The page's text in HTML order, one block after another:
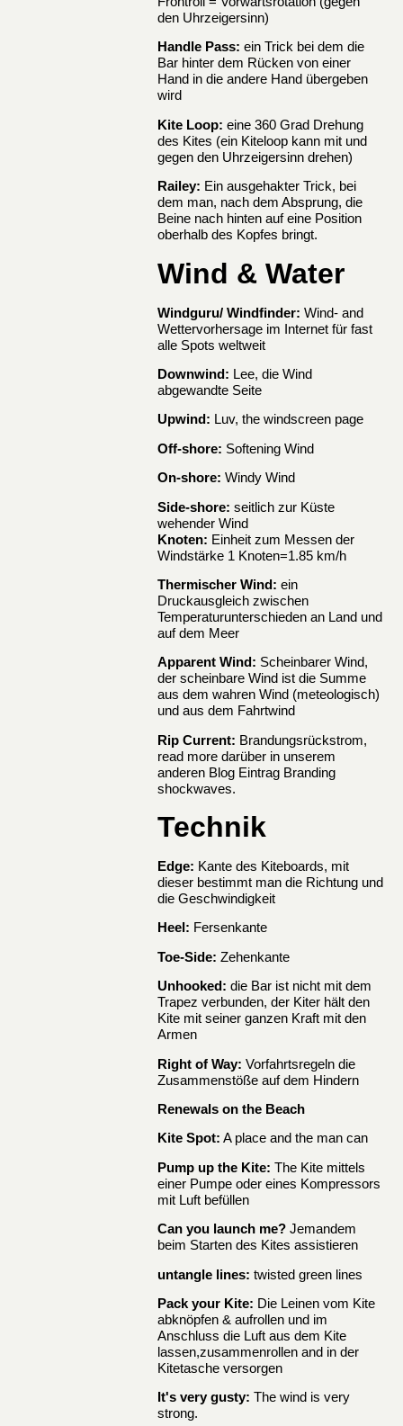
den Uhrzeigersinn)
Handle Pass: ein Trick bei dem die
Bar hinter dem Rücken von einer
Hand in die andere Hand übergeben
wird
Kite Loop: eine 360 Grad Drehung
des Kites (ein Kiteloop kann mit und
gegen den Uhrzeigersinn drehen)
Railey: Ein ausgehakter Trick, bei
dem man, nach dem Absprung, die
Beine nach hinten auf eine Position
oberhalb des Kopfes bringt.
Wind & Water
Windguru/ Windfinder: Wind- and
Wettervorhersage im Internet für fast
alle Spots weltweit
Downwind: Lee, die Wind
abgewandte Seite
Upwind: Luv, the windscreen page
Off-shore: Softening Wind
On-shore: Windy Wind
Side-shore: seitlich zur Küste
wehender Wind
Knoten: Einheit zum Messen der
Windstärke 1 Knoten=1.85 km/h
Thermischer Wind: ein
Druckausgleich zwischen
Temperaturunterschieden an Land und
auf dem Meer
Apparent Wind: Scheinbarer Wind,
der scheinbare Wind ist die Summe
aus dem wahren Wind (meteologisch)
und aus dem Fahrtwind
Rip Current: Brandungsrückstrom,
read more darüber in unserem
anderen Blog Eintrag Branding
shockwaves.
Technik
Edge: Kante des Kiteboards, mit
dieser bestimmt man die Richtung und
die Geschwindigkeit
Heel: Fersenkante
Toe-Side: Zehenkante
Unhooked: die Bar ist nicht mit dem
Trapez verbunden, der Kiter hält den
Kite mit seiner ganzen Kraft mit den
Armen
Right of Way: Vorfahrtsregeln die
Zusammenstöße auf dem Hindern
Renewals on the Beach
Kite Spot: A place and the man can
Pump up the Kite: The Kite mittels
einer Pumpe oder eines Kompressors
mit Luft befüllen
Can you launch me? Jemandem
beim Starten des Kites assistieren
untangle lines: twisted green lines
Pack your Kite: Die Leinen vom Kite
abknöpfen & aufrollen und im
Anschluss die Luft aus dem Kite
lassen,zusammenrollen and in der
Kitetasche versorgen
It's very gusty: The wind is very
strong.